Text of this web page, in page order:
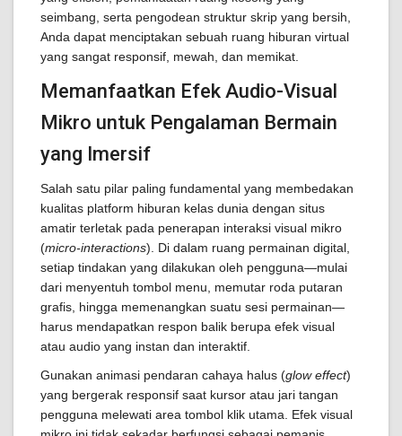
seimbang, serta pengodean struktur skrip yang bersih,
Anda dapat menciptakan sebuah ruang hiburan virtual
yang sangat responsif, mewah, dan memikat.
Memanfaatkan Efek Audio-Visual
Mikro untuk Pengalaman Bermain
yang Imersif
Salah satu pilar paling fundamental yang membedakan
kualitas platform hiburan kelas dunia dengan situs
amatir terletak pada penerapan interaksi visual mikro
(micro-interactions). Di dalam ruang permainan digital,
setiap tindakan yang dilakukan oleh pengguna—mulai
dari menyentuh tombol menu, memutar roda putaran
grafis, hingga memenangkan suatu sesi permainan—
harus mendapatkan respon balik berupa efek visual
atau audio yang instan dan interaktif.
Gunakan animasi pendaran cahaya halus (glow effect)
yang bergerak responsif saat kursor atau jari tangan
pengguna melewati area tombol klik utama. Efek visual